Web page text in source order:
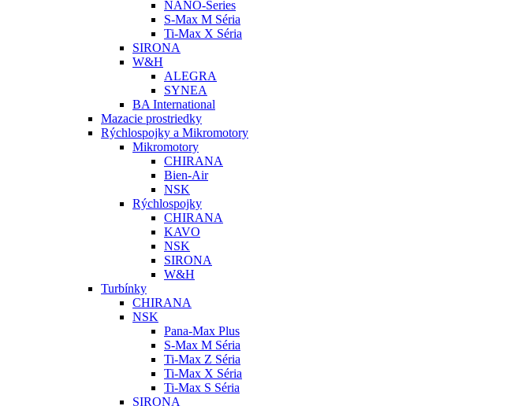
NANO-Series
S-Max M Séria
Ti-Max X Séria
SIRONA
W&H
ALEGRA
SYNEA
BA International
Mazacie prostriedky
Rýchlospojky a Mikromotory
Mikromotory
CHIRANA
Bien-Air
NSK
Rýchlospojky
CHIRANA
KAVO
NSK
SIRONA
W&H
Turbínky
CHIRANA
NSK
Pana-Max Plus
S-Max M Séria
Ti-Max Z Séria
Ti-Max X Séria
Ti-Max S Séria
SIRONA